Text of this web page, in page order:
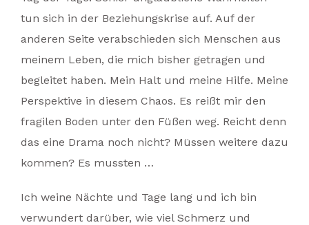
tun sich in der Beziehungskrise auf. Auf der
anderen Seite verabschieden sich Menschen aus
meinem Leben, die mich bisher getragen und
begleitet haben. Mein Halt und meine Hilfe. Meine
Perspektive in diesem Chaos. Es reißt mir den
fragilen Boden unter den Füßen weg. Reicht denn
das eine Drama noch nicht? Müssen weitere dazu
kommen? Es mussten …
Ich weine Nächte und Tage lang und ich bin
verwundert darüber, wie viel Schmerz und